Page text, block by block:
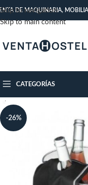
Skip to navigation
Skip to main content
DE MAQUINARIA,
CATEGORÍAS
-26%